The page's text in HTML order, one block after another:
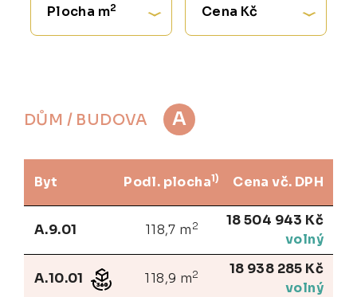
Plocha m2 Cena Kč
DŮM / BUDOVA A
Byt Podl. plocha1) Cena vč. DPH
A.9.01 118,7 m 2
18 504 943 Kč
volný
A.10.01 118,9 m2
18 938 285 Kč
volný